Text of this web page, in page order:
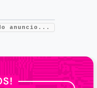
anuncio...